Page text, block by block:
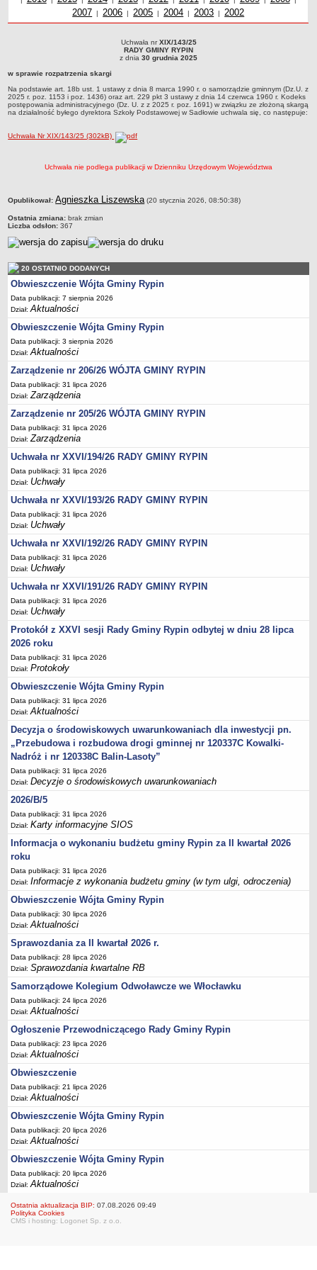
Dane statystyczne
Związki i stowarzyszenia
Realizacja zadań publicznych
Rejestr zbiorów danych osobowych
Rejestr instytucji kultury
AKTUALNOŚCI I OGŁOSZENIA
Dane teleadresowe
Czas pracy urzędu
Nr konta bankowego, NIP, REGON
Pracownicy urzędu - urząd gminy
Pracownicy urzędu - baza magazynowo - warsztatowa
Kompetencje referatów
Regulamin organizacyjny
Regulamin naboru na wolne stanowiska urzędnicze
Ogłoszenia o naborze na wolne stanowiska urzędnicze
Lista kandydatów spełniających wymagania formalne w naborach na
wolne stanowiska urzędnicze
Wyniki naboru na wolne stanowiska urzędnicze
Petycje
Sygnaliści
Galeria
Raporty o stanie dostępności
Wnioski
WŁADZE I STRUKTURA
Struktura organizacyjna
Rada gminy
Wójt
Urząd gminy
Jednostki organizacyjne, GOPS, Instytucja kultury, OSP
Jednostki pomocnicze - sołectwa
Plan pracy komisji rewizyjnej
Sesje Rady Gminy Rypin
PRAWO LOKALNE
Statut
Strategia rozwoju
Uchwały
Projekty uchwał
Protokoły
Imienne wykazy głosowań radnych
Postać dokumentów
Akty Prawne, Dzienniki Ustaw, Monitory Polskie
Prawo miejscowe
Zarządzenia
Studium uwarunkowań i kierunków zagospodarowania
przestrzennego
Dane przestrzenne - MPZP
Stałe obwody głosowania, numery, granice oraz siedziby
obwodowych komisji wyborczych, opis granic okręgów wyborczych
Plan ogólny gminy Rypin
Budżet
Zmiany budżetu
Wieloletnia Prognoza Finansowa
Majątek gminy
Majątek jednostek organizacyjnych
Dług publiczny
Realizacja inwestycji
Sprawozdania z wykonania budżetu
Sprawozdania kwartalne RB
Sprawozdania finansowe
Informacje z wykonania budżetu gminy (w tym ulgi, odroczenia)
Interpretacje indywidualne
SPRAWY DO ZAŁATWIENIA
BUDOWA PRZYDOMOWYCH OCZYSZCZALNI ŚCIEKÓW -
DOFINANSOWANIE
2007 | Uchwały z roku
2006 | Uchwały z roku
2005 | Uchwały z roku
2004 | Uchwały z roku
2003 | Uchwały z roku
2002
Uchwała nr XIX/143/25RADY GMINY RYPINz dnia 30 grudnia 2025w sprawie
rozpatrzenia skargiNa podstawie art. 18b ust. 1 ustawy z dnia 8 marca 1990 r. o
ustawy z dnia 14 czerwca 1960 r. Kodeks postępowania administracyjnego (Dz. U.
Szkoły Podstawowej w Sadłowie uchwala się, co następuje:
Uchwała nrXIX/143/25
RADY GMINY RYPIN
z dnia 30 grudnia 2025
w sprawie rozpatrzenia skargi
Na podstawie art. 18b ust. 1 ustawy z dnia 8 marca 1990 r. o samorządzie gminnym (Dz.U. z
2025 r. poz. 1153 i poz. 1436) oraz art. 229 pkt 3 ustawy z dnia 14 czerwca 1960 r. Kodeks
postępowania administracyjnego (Dz. U. z z 2025 r. poz. 1691) w związku ze złożoną skargą
na działalność byłego dyrektora Szkoły Podstawowej w Sadłowie uchwala się, co następuje:
Uchwała Nr XIX/143/25 (302kB)
Uchwała nie podlega publikacji w Dzienniku Urzędowym Województwa
Opublikował: Agnieszka Liszewska (20 stycznia 2026, 08:50:38)
Ostatnia zmiana: brak zmian
Liczba odsłon: 367
20 OSTATNIO DODANYCH
Obwieszczenie Wójta Gminy Rypin
Data publikacji: 7 sierpnia 2026
Dział:Aktualności
Obwieszczenie Wójta Gminy Rypin
Data publikacji: 3 sierpnia 2026
Dział:Aktualności
Zarządzenie nr 206/26 WÓJTA GMINY RYPIN
Data publikacji: 31 lipca 2026
Dział:Zarządzenia
Zarządzenie nr 205/26 WÓJTA GMINY RYPIN
Data publikacji: 31 lipca 2026
Dział:Zarządzenia
Uchwała nr XXVI/194/26 RADY GMINY RYPIN
Data publikacji: 31 lipca 2026
Dział: Uchwały
Uchwała nr XXVI/193/26 RADY GMINY RYPIN
Data publikacji: 31 lipca 2026
Dział: Uchwały
Uchwała nr XXVI/192/26 RADY GMINY RYPIN
Data publikacji: 31 lipca 2026
Dział: Uchwały
Uchwała nr XXVI/191/26 RADY GMINY RYPIN
Data publikacji: 31 lipca 2026
Dział: Uchwały
Protokół z XXVI sesji Rady Gminy Rypin odbytej w dniu 28 lipca
2026 roku
Data publikacji: 31 lipca 2026
Dział:Protokoły
Obwieszczenie Wójta Gminy Rypin
Data publikacji: 31 lipca 2026
Dział:Aktualności
Decyzja o środowiskowych uwarunkowaniach dla inwestycji pn.
„Przebudowa i rozbudowa drogi gminnej nr 120337C Kowalki-
Nadróż i nr 120338C Balin-Lasoty”
Data publikacji: 31 lipca 2026
Dział:Decyzje o środowiskowych uwarunkowaniach
2026/B/5
Data publikacji: 31 lipca 2026
Dział:Karty informacyjne SIOS
Informacja o wykonaniu budżetu gminy Rypin za II kwartał 2026
roku
Data publikacji: 31 lipca 2026
Dział:Informacje z wykonania budżetu gminy (w tym ulgi, odroczenia)
Obwieszczenie Wójta Gminy Rypin
Data publikacji: 30 lipca 2026
Dział:Aktualności
Sprawozdania za II kwartał 2026 r.
Data publikacji: 28 lipca 2026
Dział:Sprawozdania kwartalne RB
Samorządowe Kolegium Odwoławcze we Włocławku
Data publikacji: 24 lipca 2026
Dział:Aktualności
Ogłoszenie Przewodniczącego Rady Gminy Rypin
Data publikacji: 23 lipca 2026
Dział:Aktualności
Obwieszczenie
Data publikacji: 21 lipca 2026
Dział:Aktualności
Obwieszczenie Wójta Gminy Rypin
Data publikacji: 20 lipca 2026
Dział:Aktualności
Obwieszczenie Wójta Gminy Rypin
Data publikacji: 20 lipca 2026
Dział:Aktualności
Ostatnia aktualizacja BIP: 07.08.2026 09:49
Polityka Cookies
CMS i hosting: Logonet Sp. z o.o.